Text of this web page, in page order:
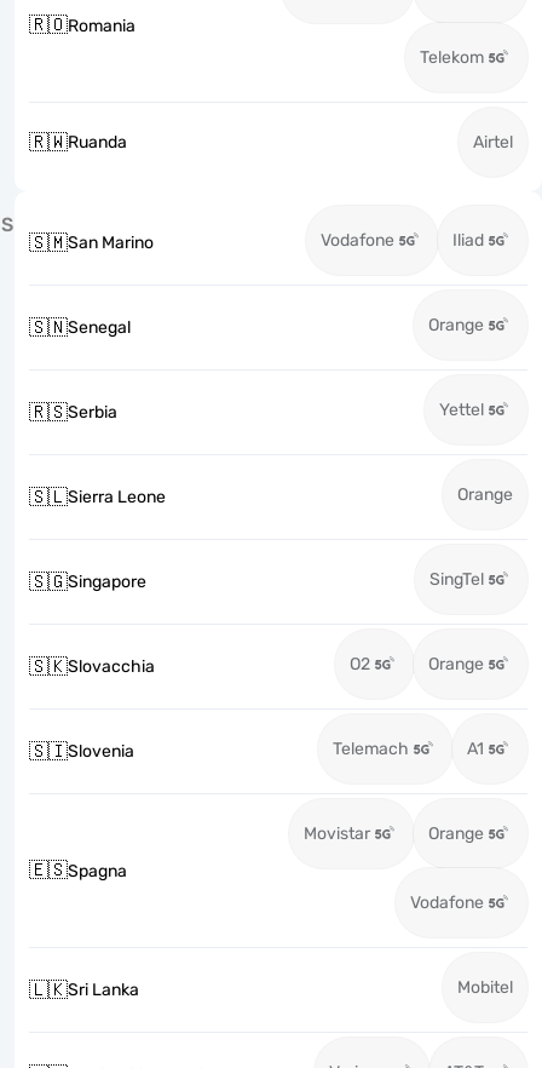
🇷🇴Romania
Telekom
🇷🇼Ruanda Airtel
S
🇸🇲San Marino Vodafone Iliad
🇸🇳Senegal Orange
🇷🇸Serbia Yettel
🇸🇱Sierra Leone Orange
🇸🇬Singapore SingTel
🇸🇰Slovacchia O2 Orange
🇸🇮Slovenia Telemach A1
🇪🇸Spagna
Movistar Orange
Vodafone
🇱🇰Sri Lanka Mobitel